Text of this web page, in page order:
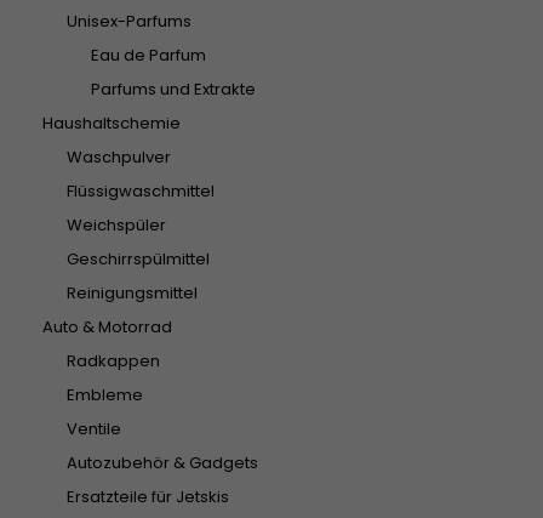
Unisex-Parfums
Eau de Parfum
Parfums und Extrakte
Haushaltschemie
Waschpulver
Flüssigwaschmittel
Weichspüler
Geschirrspülmittel
Reinigungsmittel
Auto & Motorrad
Radkappen
Embleme
Ventile
Autozubehör & Gadgets
Ersatzteile für Jetskis